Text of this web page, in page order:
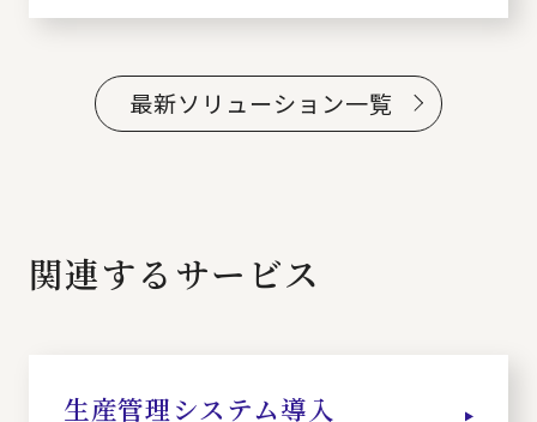
最新ソリューション一覧
関連するサービス
生産管理システム導入